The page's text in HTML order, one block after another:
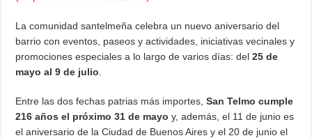
La comunidad santelmeña celebra un nuevo aniversario del
barrio con eventos, paseos y actividades, iniciativas vecinales y
promociones especiales a lo largo de varios días: del25 de
mayo al 9 de julio
Entre las dos fechas patrias más importes,San Telmo cumple
216 años el próximo 31 de mayoy, además, el 11 de junio es
el aniversario de la Ciudad de Buenos Aires y el 20 de junio el